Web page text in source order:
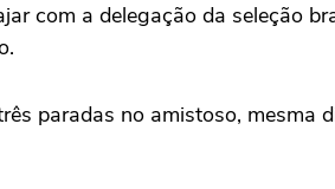
com a delegação da seleção
paradas no amistoso,